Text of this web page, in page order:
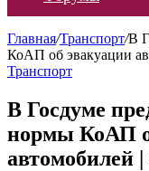
Главная/Транспорт/В
КоАП об эвакуации
Транспорт
В Госдуме
нормы КоАП
автомобилей